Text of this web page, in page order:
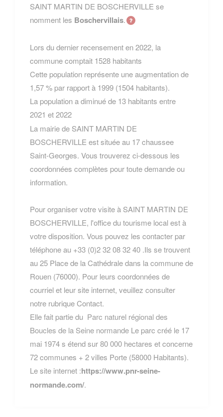
SAINT MARTIN DE BOSCHERVILLE se
nomment les Boschervillais.
Lors du dernier recensement en 2022, la
commune comptait 1528 habitants
Cette population représente une augmentation de
1,57 % par rapport à 1999 (1504 habitants).
La population a diminué de 13 habitants entre
2021 et 2022
La mairie de SAINT MARTIN DE
BOSCHERVILLE est située au 17 chaussee
Saint-Georges. Vous trouverez ci-dessous les
coordonnées complètes pour toute demande ou
information.
Pour organiser votre visite à SAINT MARTIN DE
BOSCHERVILLE, l'office du tourisme local est à
votre disposition. Vous pouvez les contacter par
téléphone au +33 (0)2 32 08 32 40 .Ils se trouvent
au 25 Place de la Cathédrale dans la commune de
Rouen (76000). Pour leurs coordonnées de
courriel et leur site internet, veuillez consulter
notre rubrique Contact.
Elle fait partie du Parc naturel régional des
Boucles de la Seine normande Le parc créé le 17
mai 1974 s étend sur 80 000 hectares et concerne
72 communes + 2 villes Porte (58000 Habitants).
Le site internet :https://www.pnr-seine-
normande.com/.